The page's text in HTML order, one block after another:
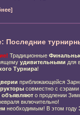
Последние
Традиционные
удивительными для
Турнира!
приближающейся
совместно с
объявляюто продлении
включительно!
необходимым! В этом году